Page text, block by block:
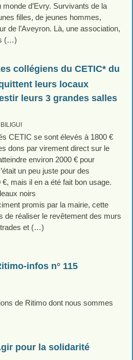
d’Evry. Survivants de la
filles, de jeunes hommes,
de l’Aveyron. Là, une association,
(…)
collégiens du CETIC* du
leurs locaux
leurs 3 grandes salles
CETIC se sont élevés à 1800 €
dons par virement direct sur le
environ 2000 € pour
un peu juste pour des
mais il en a été fait bon usage.
noirs
promis par la mairie, cette
de réaliser le revêtement des murs
et (…)
infos n° 115
de Ritimo dont nous sommes
pour la solidarité